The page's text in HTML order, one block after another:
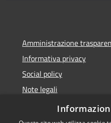
Amministrazione
Informativa privacy
Social policy
Note legali
Dichiarazione di